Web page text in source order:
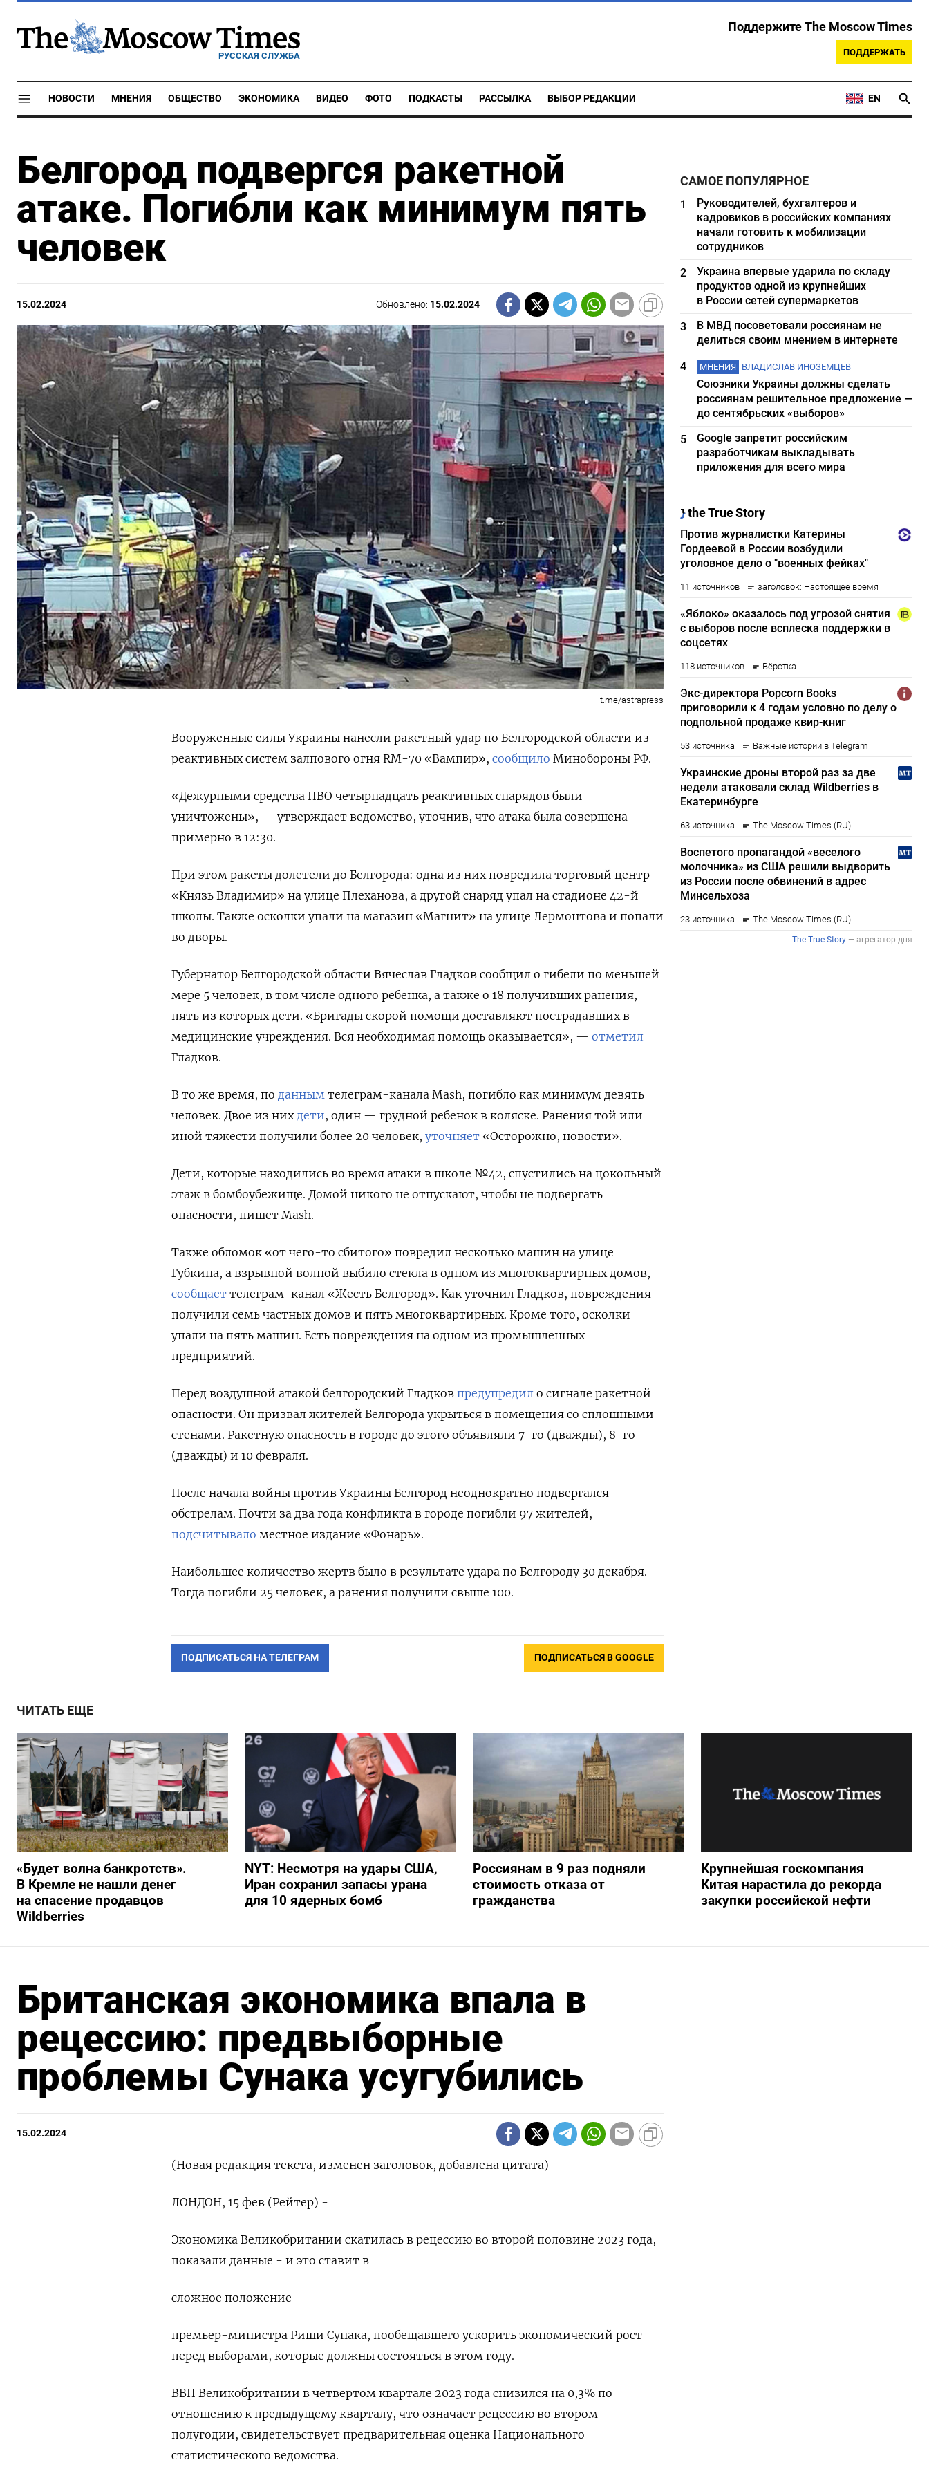
РУССКАЯ СЛУЖБА
Поддержите The Moscow Times
ПОДДЕРЖАТЬ
НОВОСТИ МНЕНИЯ ОБЩЕСТВО ЭКОНОМИКА ВИДЕО ФОТО ПОДКАСТЫ РАССЫЛКА ВЫБОР РЕДАКЦИИ EN
Белгород подвергся ракетной
атаке. Погибли как минимум пять
человек
15.02.2024 Обновлено: 15.02.2024
t.me/astrapress
Вооруженные силы Украины нанесли ракетный удар по Белгородской области из
реактивных систем залпового огня RM-70 «Вампир», сообщило Минобороны РФ.
«Дежурными средства ПВО четырнадцать реактивных снарядов были
уничтожены», — утверждает ведомство, уточнив, что атака была совершена
примерно в 12:30.
При этом ракеты долетели до Белгорода: одна из них повредила торговый центр
«Князь Владимир» на улице Плеханова, а другой снаряд упал на стадионе 42-й
школы. Также осколки упали на магазин «Магнит» на улице Лермонтова и попали
во дворы.
Губернатор Белгородской области Вячеслав Гладков сообщил о гибели по меньшей
мере 5 человек, в том числе одного ребенка, а также о 18 получивших ранения,
пять из которых дети. «Бригады скорой помощи доставляют пострадавших в
медицинские учреждения. Вся необходимая помощь оказывается», — отметил
Гладков.
В то же время, по данным телеграм-канала Mash, погибло как минимум девять
человек. Двое из них дети, один — грудной ребенок в коляске. Ранения той или
иной тяжести получили более 20 человек, уточняет «Осторожно, новости».
Дети, которые находились во время атаки в школе №42, спустились на цокольный
этаж в бомбоубежище. Домой никого не отпускают, чтобы не подвергать
опасности, пишет Mash.
Также обломок «от чего-то сбитого» повредил несколько машин на улице
Губкина, а взрывной волной выбило стекла в одном из многоквартирных домов,
сообщает телеграм-канал «Жесть Белгород». Как уточнил Гладков, повреждения
получили семь частных домов и пять многоквартирных. Кроме того, осколки
упали на пять машин. Есть повреждения на одном из промышленных
предприятий.
Перед воздушной атакой белгородский Гладков предупредил о сигнале ракетной
опасности. Он призвал жителей Белгорода укрыться в помещения со сплошными
стенами. Ракетную опасность в городе до этого объявляли 7-го (дважды), 8-го
(дважды) и 10 февраля.
После начала войны против Украины Белгород неоднократно подвергался
обстрелам. Почти за два года конфликта в городе погибли 97 жителей,
подсчитывало местное издание «Фонарь».
Наибольшее количество жертв было в результате удара по Белгороду 30 декабря.
Тогда погибли 25 человек, а ранения получили свыше 100.
ПОДПИСАТЬСЯ НА ТЕЛЕГРАМ ПОДПИСАТЬСЯ В GOOGLE
САМОЕ ПОПУЛЯРНОЕ
1
Руководителей, бухгалтеров и
кадровиков в российских компаниях
начали готовить к мобилизации
сотрудников
2
Украина впервые ударила по складу
продуктов одной из крупнейших
в России сетей супермаркетов
3
В МВД посоветовали россиянам не
делиться своим мнением в интернете
4
МНЕНИЯ ВЛАДИСЛАВ ИНОЗЕМЦЕВ
Союзники Украины должны сделать
россиянам решительное предложение —
до сентябрьских «выборов»
5
Google запретит российским
разработчикам выкладывать
приложения для всего мира
ЧИТАТЬ ЕЩЕ
«Будет волна банкротств».
В Кремле не нашли денег
на спасение продавцов
Wildberries
NYT: Несмотря на удары США,
Иран сохранил запасы урана
для 10 ядерных бомб
Россиянам в 9 раз подняли
стоимость отказа от
гражданства
Крупнейшая госкомпания
Китая нарастила до рекорда
закупки российской нефти
Британская экономика впала в
рецессию: предвыборные
проблемы Сунака усугубились
15.02.2024
(Новая редакция текста, изменен заголовок, добавлена цитата)
ЛОНДОН, 15 фев (Рейтер) -
Экономика Великобритании скатилась в рецессию во второй половине 2023 года,
показали данные - и это ставит в
сложное положение
премьер-министра Риши Сунака, пообещавшего ускорить экономический рост
перед выборами, которые должны состояться в этом году.
ВВП Великобритании в четвертом квартале 2023 года снизился на 0,3% по
отношению к предыдущему кварталу, что означает рецессию во втором
полугодии, свидетельствует предварительная оценка Национального
статистического ведомства.